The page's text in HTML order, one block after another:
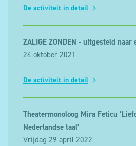
De activiteit in detail
ZALIGE ZONDEN - uitgesteld naar
24 oktober 2021
De activiteit in detail
Theatermonoloog Mira Feticu
Nederlandse taal’
Vrijdag 29 april 2022